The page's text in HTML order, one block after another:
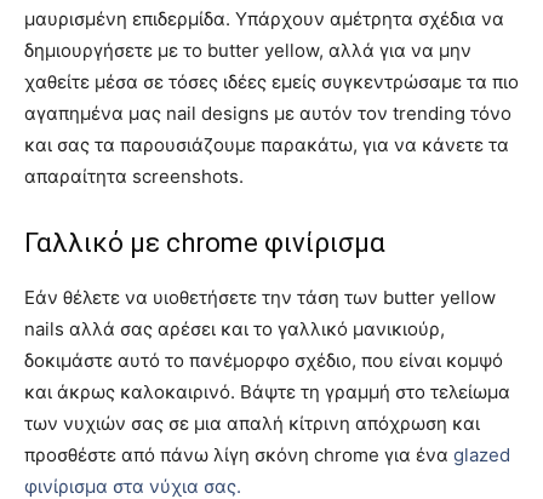
μαυρισμένη επιδερμίδα. Υπάρχουν αμέτρητα σχέδια να
δημιουργήσετε με το butter yellow, αλλά για να μην
χαθείτε μέσα σε τόσες ιδέες εμείς συγκεντρώσαμε τα πιο
αγαπημένα μας nail designs με αυτόν τον trending τόνο
και σας τα παρουσιάζουμε παρακάτω, για να κάνετε τα
απαραίτητα screenshots.
Γαλλικό με chrome φινίρισμα
Εάν θέλετε να υιοθετήσετε την τάση των butter yellow
nails αλλά σας αρέσει και το γαλλικό μανικιούρ,
δοκιμάστε αυτό το πανέμορφο σχέδιο, που είναι κομψό
και άκρως καλοκαιρινό. Βάψτε τη γραμμή στο τελείωμα
των νυχιών σας σε μια απαλή κίτρινη απόχρωση και
προσθέστε από πάνω λίγη σκόνη chrome για ένα glazed
φινίρισμα στα νύχια σας.